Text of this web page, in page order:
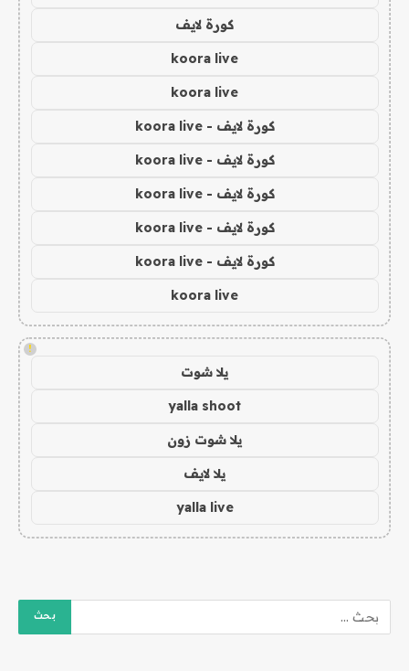
كورة لايف
koora live
koora live
كورة لايف - koora live
كورة لايف - koora live
كورة لايف - koora live
كورة لايف - koora live
كورة لايف - koora live
koora live
!
يلا شوت
yalla shoot
يلا شوت زون
يلا لايف
yalla live